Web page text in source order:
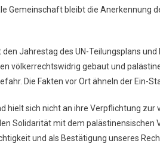
Gemeinschaft bleibt die Anerkennung
Jahrestag des UN-Teilungsplans
völkerrechtswidrig gebaut und
Die Fakten vor Ort ähneln der Ein-
hielt sich nicht an ihre Verpflichtung zur
Solidarität mit dem palästinensischen
und als Bestätigung unseres